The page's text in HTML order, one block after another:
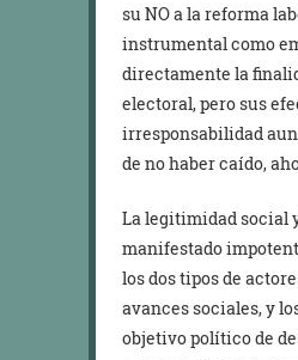
su NO a la reforma
instrumental como
directamente la
electoral, pero sus
irresponsabilidad
de no haber caído,
La legitimidad social
manifestado
los dos tipos de
avances sociales, y
objetivo político de